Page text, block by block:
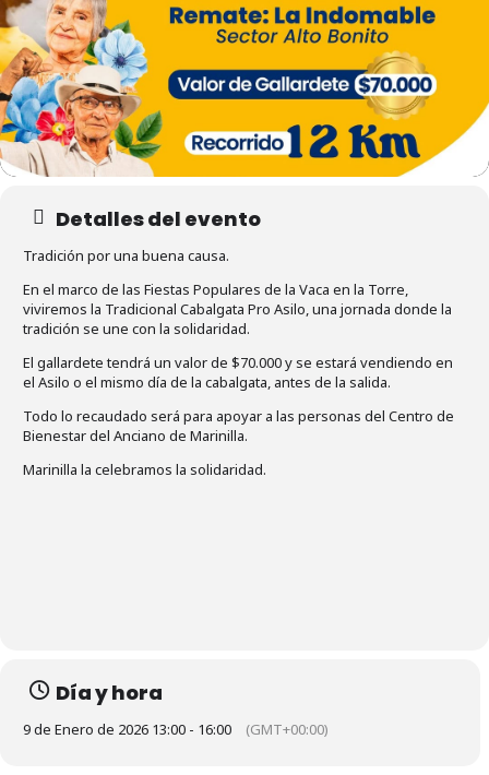
Detalles del evento
Tradición por una buena causa.
En el marco de las Fiestas Populares de la Vaca en la Torre,
viviremos la Tradicional Cabalgata Pro Asilo, una jornada donde la
tradición se une con la solidaridad.
El gallardete tendrá un valor de $70.000 y se estará vendiendo en
el Asilo o el mismo día de la cabalgata, antes de la salida.
Todo lo recaudado será para apoyar a las personas del Centro de
Bienestar del Anciano de Marinilla.
Marinilla la celebramos la solidaridad.
Día y hora
9 de Enero de 2026 13:00 - 16:00 (GMT+00:00)